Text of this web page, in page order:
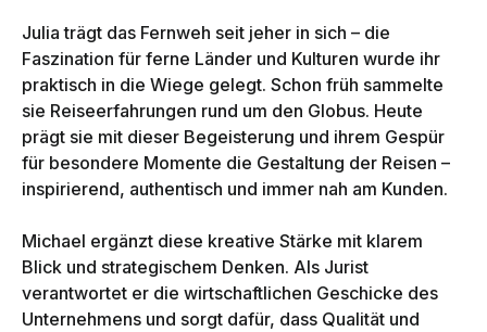
Julia trägt das Fernweh seit jeher in sich – die
Faszination für ferne Länder und Kulturen wurde ihr
praktisch in die Wiege gelegt. Schon früh sammelte
sie Reiseerfahrungen rund um den Globus. Heute
prägt sie mit dieser Begeisterung und ihrem Gespür
für besondere Momente die Gestaltung der Reisen –
inspirierend, authentisch und immer nah am Kunden.
Michael ergänzt diese kreative Stärke mit klarem
Blick und strategischem Denken. Als Jurist
verantwortet er die wirtschaftlichen Geschicke des
Unternehmens und sorgt dafür, dass Qualität und